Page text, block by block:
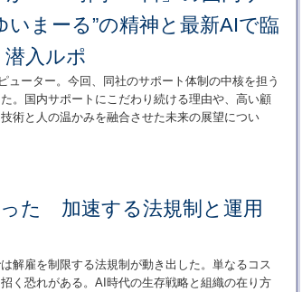
まーる”の精神と最新AIで臨
入ルポ
ューター。今回、同社のサポート体制の中核を担う
。国内サポートにこだわり続ける理由や、高い顧
術と人の温かみを融合させた未来の展望につい
った 加速する法規制と運用
解雇を制限する法規制が動き出した。単なるコス
く恐れがある。AI時代の生存戦略と組織の在り方